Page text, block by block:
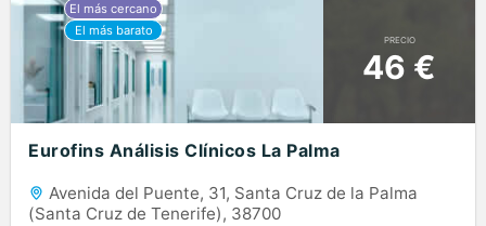
PRECIO
46 €
Eurofins Análisis Clínicos La Palma
Avenida del Puente, 31, Santa Cruz de la Palma
(Santa Cruz de Tenerife), 38700